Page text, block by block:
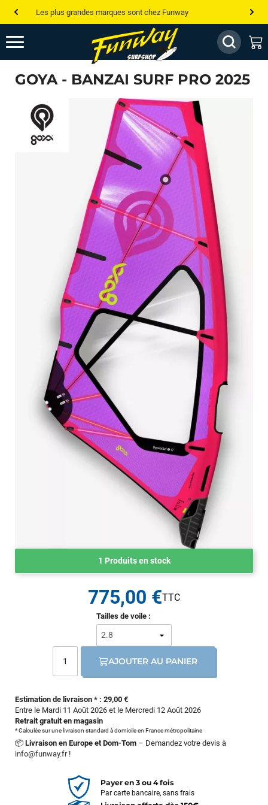
Les plus grandes marques sont chez Funway
Jusqu’à -75% de remise sur le windsurf, wingfoil, etc...
💰 Meilleur prix garanti — Moins cher ailleurs ? On s’aligne !
Besoin de conseils de pro ? Appelle nous !
GOYA - BANZAI SURF PRO 2025
1 Produits en stock
Estimation de livraison * : 29,00 €
Entre le Mardi 11 Août 2026 et le Mercredi 12 Août 2026
Retrait gratuit en magasin
* Calculée sur une livraison standard à domicile en France métropolitaine
📦 Livraison en Europe et Dom-Tom – Demandez votre devis à
info@funway.fr!
Tailles de voile :
775,00 €
AJOUTER AU PANIER
Payer en 3 ou 4 fois
Par carte bancaire, sans frais